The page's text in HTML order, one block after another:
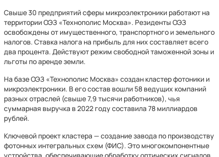
Свыше 30 предприятий сферы микроэлектроники работают на
территории ОЭЗ «Технополис Москва». Резиденты ОЭЗ
освобождены от имущественного, транспортного и земельного
налогов. Ставка налога на прибыль для них составляет всего
два процента. Действуют режим свободной таможенной зоны и
льготы по аренде земли.
На базе ОЭЗ «Технополис Москва» создан кластер фотоники и
микроэлектроники. В его состав вошли 58 ведущих компаний
разных отраслей (свыше 7,9 тысячи работников), чья
суммарная выручка в 2022 году составила 78 миллиардов
рублей.
Ключевой проект кластера — создание завода по производству
фотонных интегральных схем (ФИС). Это многокомпонентные